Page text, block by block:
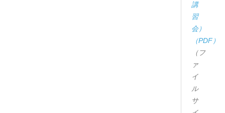
講
習
会）
（PDF）
（フ
ァ
イ
ル
サ